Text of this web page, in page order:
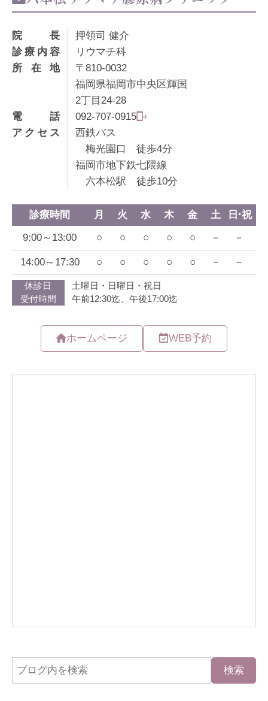
院長
押領司 健介
診療内容
リウマチ科
所在地
〒810-0032
福岡県福岡市中央区輝国
2丁目24-28
電話
092-707-0915
アクセス
西鉄バス
梅光園口 徒歩4分
福岡市地下鉄七隈線
六本松駅 徒歩10分
ホームページ WEB予約